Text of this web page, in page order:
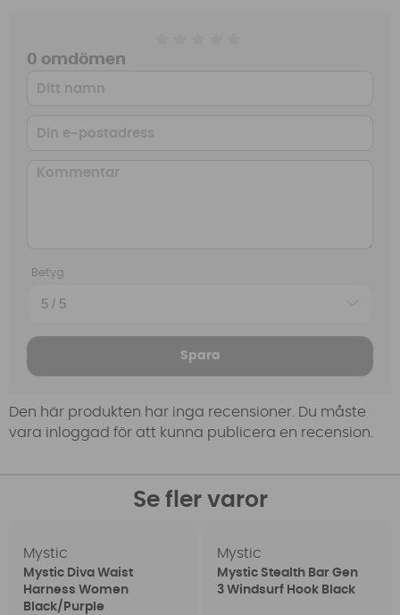
0 omdömen
Betyg
Spara
Den här produkten har inga recensioner. Du måste
vara inloggad för att kunna publicera en recension.
Se fler varor
Mystic
Mystic Diva Waist
Harness Women
Black/Purple
Mystic
Mystic Stealth Bar Gen
3 Windsurf Hook Black